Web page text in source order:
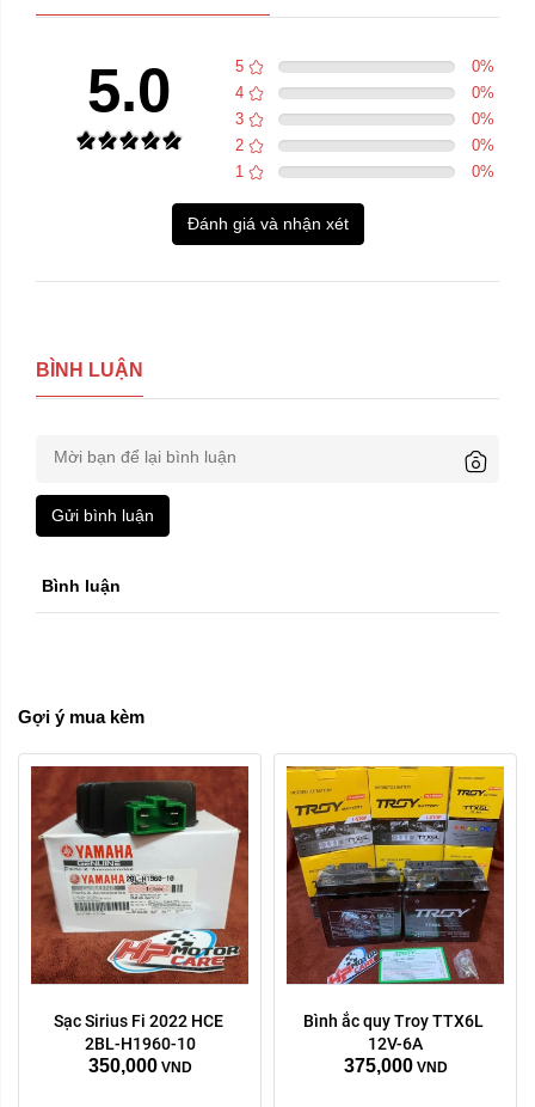
5.0 5 0%
4
0%
3
0%
2
0%
1
0%
Đánh giá và nhận xét
BÌNH LUẬN
Gửi bình luận
Bình luận
Gợi ý mua kèm
Sạc Sirius Fi 2022 HCE
2BL-H1960-10
350,000 VND
Bình ắc quy Troy TTX6L
12V-6A
375,000 VND